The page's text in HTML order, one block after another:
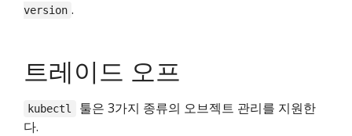
version .
트레이드 오프
kubectl
툴은 3가지 종류의 오브젝트 관리를 지원한
다.